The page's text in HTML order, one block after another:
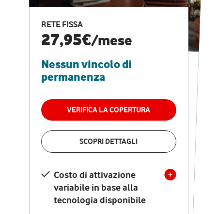
RETE FISSA
27,95€/mese
Nessun vincolo di
permanenza
VERIFICA LA COPERTURA
SCOPRI DETTAGLI
Costo di attivazione
variabile in base alla
tecnologia disponibile
CASA PRO
Internet veloce e
vantaggi speciali
RETE FISSA + VODAFONE CLUB
29,95€
permanenza
VERIFICA LA COPERTURA
Costo di attivazione
variabile in base alla
tecnologia disponibile